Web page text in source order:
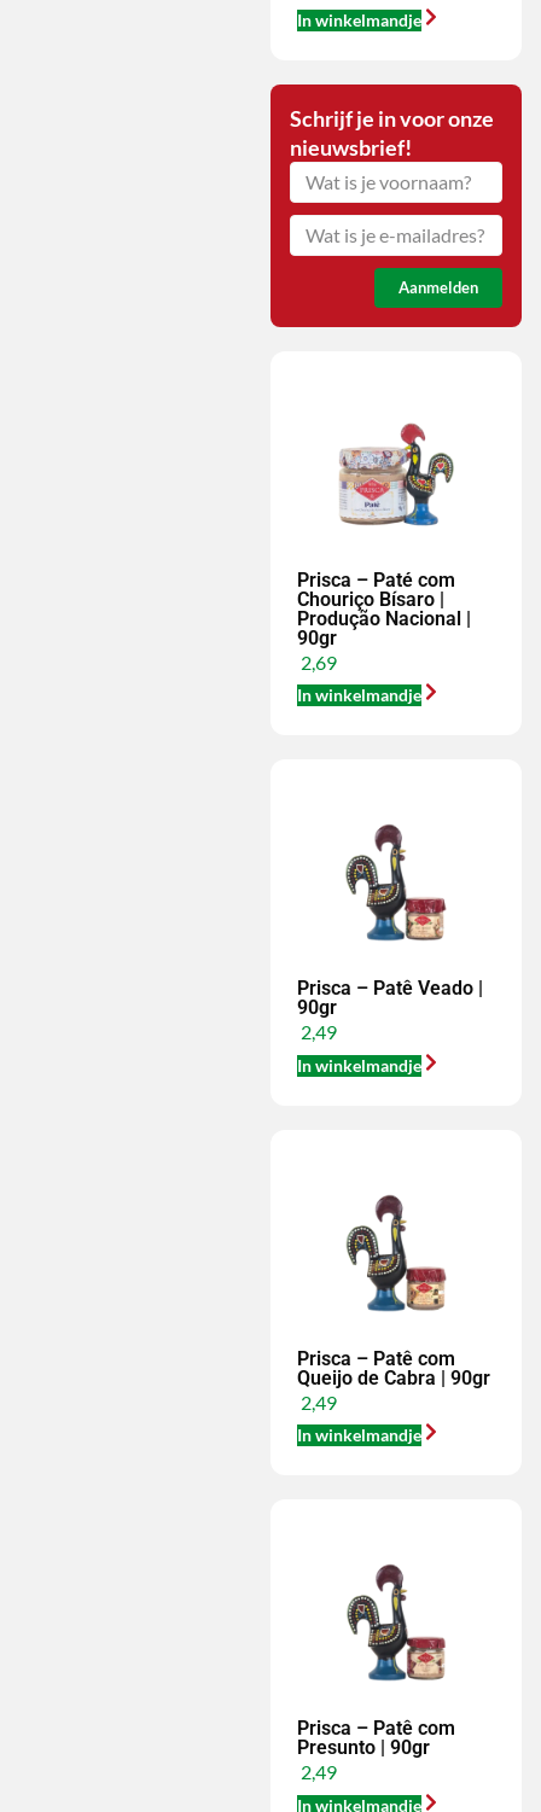
In winkelmandje
Schrijf je in voor onze
nieuwsbrief!
Aanmelden
Prisca – Paté com
Chouriço Bísaro |
Produção Nacional |
90gr
2,69
In winkelmandje
Prisca – Patê Veado |
90gr
2,49
In winkelmandje
Prisca – Patê com
Queijo de Cabra | 90gr
2,49
In winkelmandje
Prisca – Patê com
Presunto | 90gr
2,49
In winkelmandje